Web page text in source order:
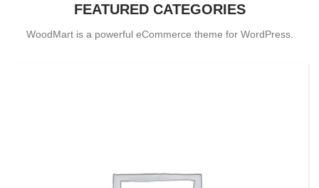
FEATURED CATEGORIES
WoodMart is a powerful eCommerce theme for WordPress.